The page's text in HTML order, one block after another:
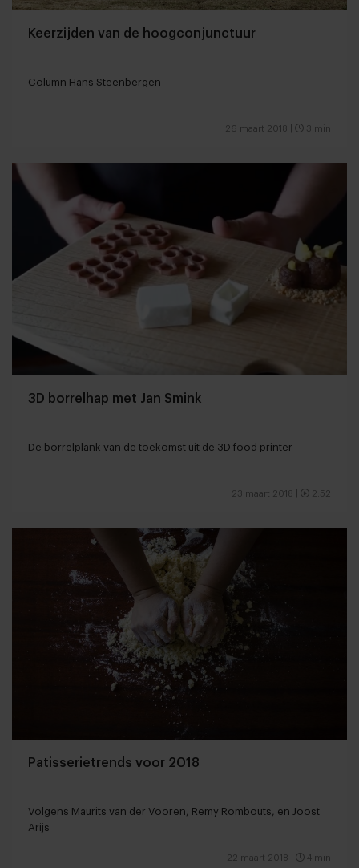
Keerzijden van de hoogconjunctuur
Column Hans Steenbergen
26 maart 2018 3 min
3D borrelhap met Jan Smink
De borrelplank van de toekomst uit de 3D food printer
23 maart 2018 2:52
Patisserietrends voor 2018
Volgens Maurits van der Vooren, Remy Rombouts, en Joost
Arijs
22 maart 2018 4 min